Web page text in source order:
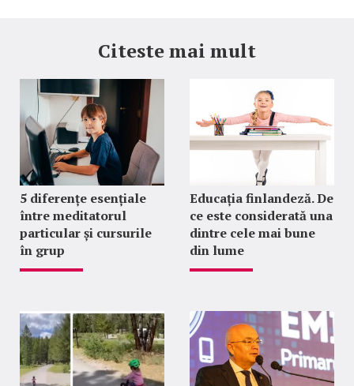
Citeste mai mult
5 diferențe esențiale
între meditatorul
particular și cursurile
în grup
Educația finlandeză. De
ce este considerată una
dintre cele mai bune
din lume